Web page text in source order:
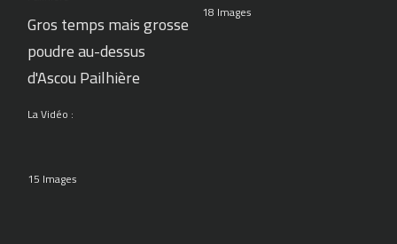
Gros temps mais grosse
poudre au-dessus
d'Ascou Pailhière
La Vidéo :
15 Images
18 Images